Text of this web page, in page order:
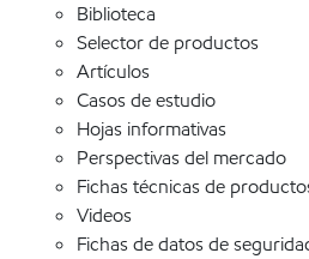
Biblioteca
Selector de productos
Artículos
Casos de estudio
Hojas informativas
Perspectivas del mercado
Fichas técnicas de
Videos
Fichas de datos de